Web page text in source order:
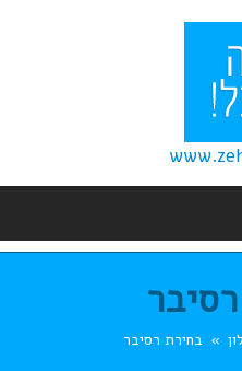
בחירת רסיבר